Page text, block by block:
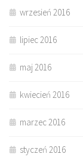
wrzesień 2016
lipiec 2016
maj 2016
kwiecień 2016
marzec 2016
styczeń 2016